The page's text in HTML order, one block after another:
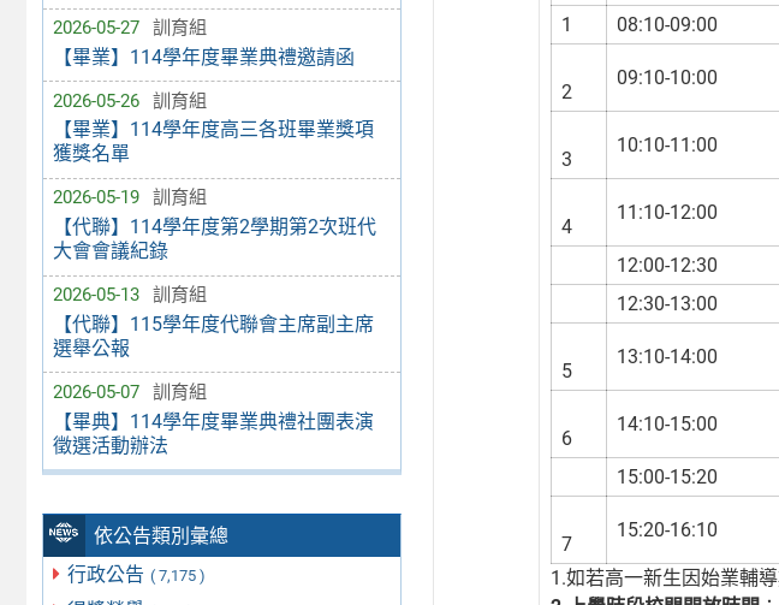
2026-05-27 訓育組
【畢業】114學年度畢業典禮邀請函
2026-05-26 訓育組
【畢業】114學年度高三各班畢業獎項
獲獎名單
2026-05-19 訓育組
【代聯】114學年度第2學期第2次班代
大會會議紀錄
2026-05-13 訓育組
【代聯】115學年度代聯會主席副主席
選舉公報
2026-05-07 訓育組
【畢典】114學年度畢業典禮社團表演
徵選活動辦法
依公告類別彙總
行政公告 ( 7,175 )
1 08:10-09:00
2
09:10-10:00
3
10:10-11:00
4
11:10-12:00
12:00-12:30
12:30-13:00
5
13:10-14:00
6
14:10-15:00
15:00-15:20
7
15:20-16:10
1.如若高一新生因始業輔